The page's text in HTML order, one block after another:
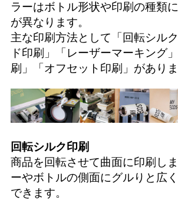
ラーはボトル形状や印刷の種類
が異なります。
主な印刷方法として「 回転シル
ド印刷 」「 レーザーマーキング
刷 」「 オフセット印刷 」がありま
回転シルク印刷
商品を回転させて曲面に印刷し
ーやボトルの側面にグルりと広
できます。